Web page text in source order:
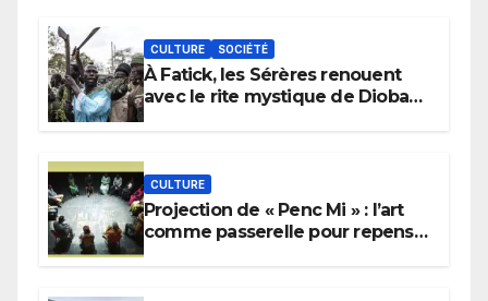
CULTURE SOCIÉTÉ
À Fatick, les Sérères renouent
avec le rite mystique de Diobaye
CULTURE
Projection de « Penc Mi » : l’art
comme passerelle pour repenser